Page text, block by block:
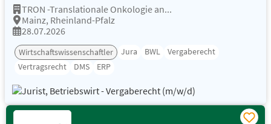
TRON -Translationale Onkologie an...
Mainz, Rheinland-Pfalz
28.07.2026
Wirtschaftswissenschaftler Jura BWL
Vergaberecht
Vertragsrecht
DMS ERP